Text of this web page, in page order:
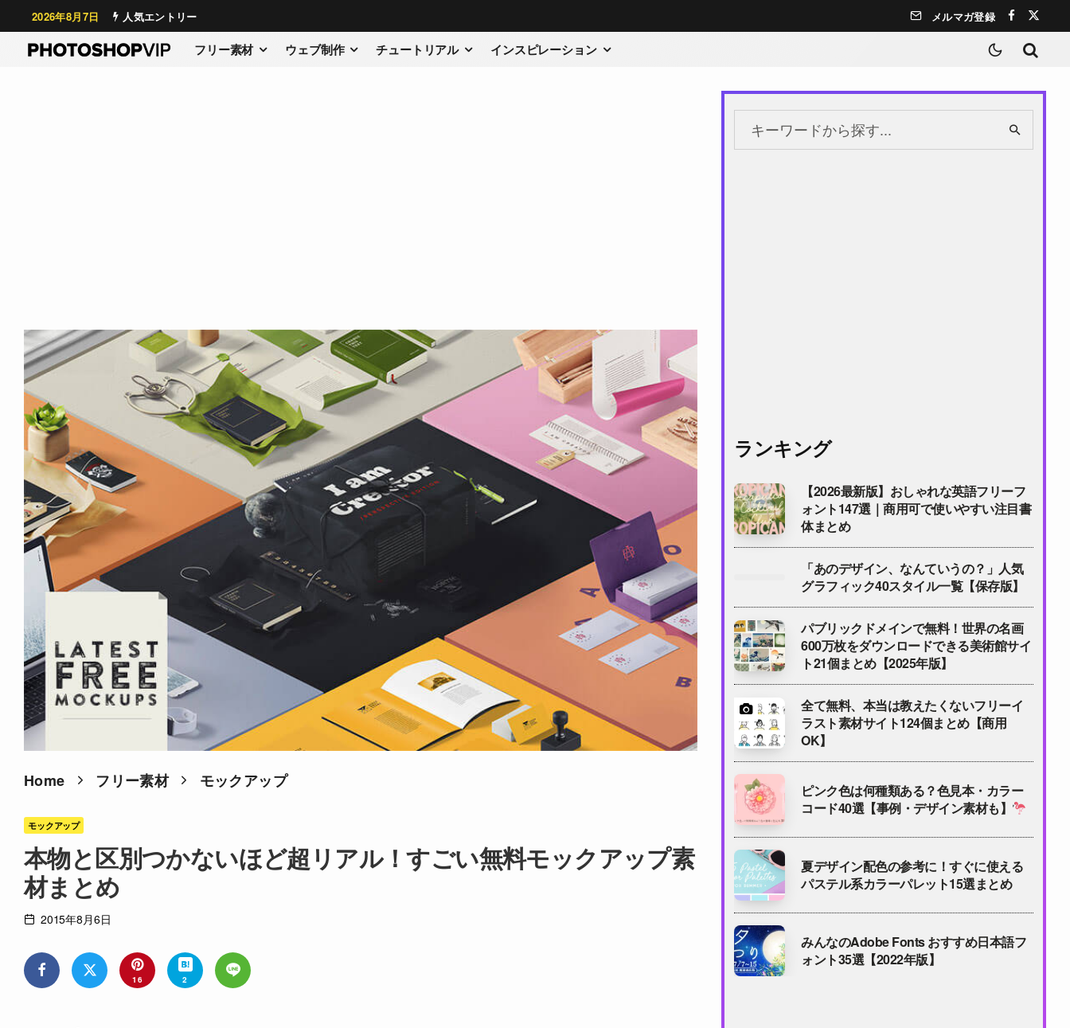
2026年8月7日 人気エントリー メルマガ登録
フリー素材 ウェブ制作 チュートリアル インスピレーション
Home フリー素材 モックアップ
モックアップ
本物と区別つかないほど超リアル！すごい無料モックアップ素
材まとめ
2015年8月6日
16 2
ランキング
【2026最新版】おしゃれな英語フリーフ
ォント147選｜商用可で使いやすい注目書
体まとめ
「あのデザイン、なんていうの？」人気
グラフィック40スタイル一覧【保存版】
パブリックドメインで無料！世界の名画
600万枚をダウンロードできる美術館サイ
ト21個まとめ【2025年版】
全て無料、本当は教えたくないフリーイ
ラスト素材サイト124個まとめ【商用
OK】
ピンク色は何種類ある？色見本・カラー
コード40選【事例・デザイン素材も】
夏デザイン配色の参考に！すぐに使える
パステル系カラーパレット15選まとめ
みんなのAdobe Fonts おすすめ日本語フ
ォント35選【2022年版】